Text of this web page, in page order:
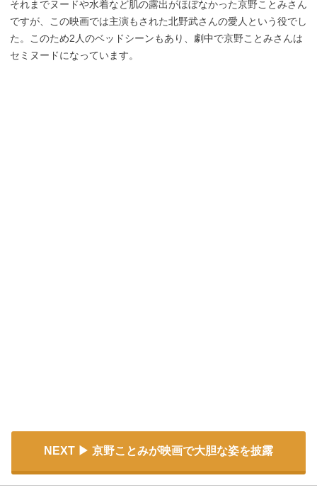
それまでヌードや水着など肌の露出がほぼなかった京野ことみさん
ですが、この映画では主演もされた北野武さんの愛人という役でし
た。このため2人のベッドシーンもあり、劇中で京野ことみさんは
セミヌードになっています。
NEXT 京野ことみが映画で大胆な姿を披露